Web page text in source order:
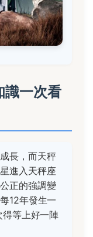
識一次看
長，而天秤
進入天秤座
正的強調變
12年發生一
等上好一陣